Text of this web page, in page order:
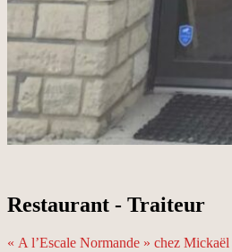
Restaurant - Traiteur
« A l’Escale Normande » chez